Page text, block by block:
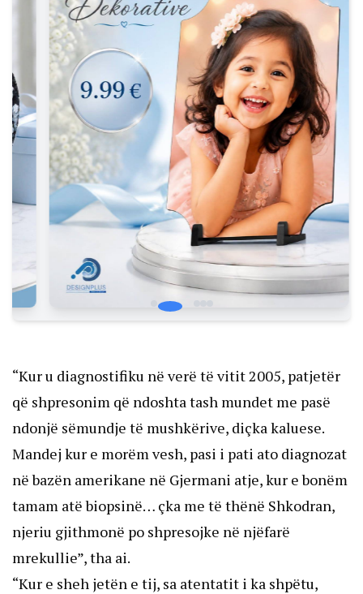
“Kur u diagnostifiku në verë të vitit 2005, patjetër
që shpresonim që ndoshta tash mundet me pasë
ndonjë sëmundje të mushkërive, diçka kaluese.
Mandej kur e morëm vesh, pasi i pati ato diagnozat
në bazën amerikane në Gjermani atje, kur e bonëm
tamam atë biopsinë… çka me të thënë Shkodran,
njeriu gjithmonë po shpresojke në njëfarë
mrekullie”, tha ai.
“Kur e sheh jetën e tij, sa atentatit i ka shpëtu,